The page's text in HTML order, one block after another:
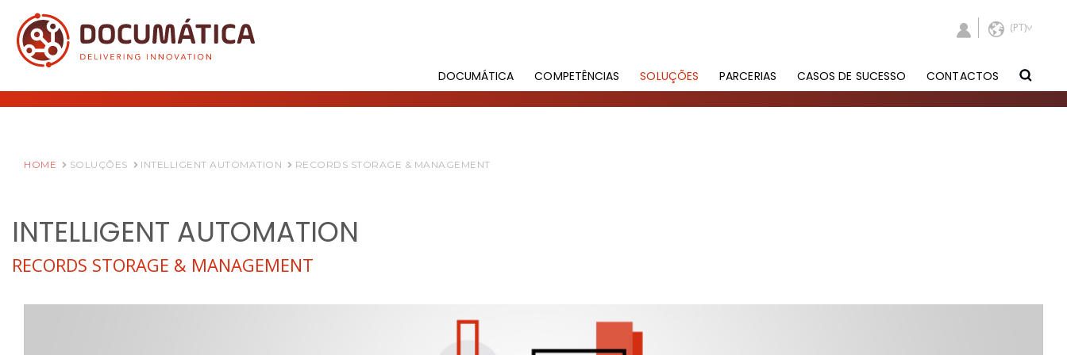
DOCUMÁTICA COMPETÊNCIAS SOLUÇÕES PARCERIAS CASOS DE SUCESSO CONTACTOS
HOME SOLUÇÕES INTELLIGENT AUTOMATION RECORDS STORAGE & MANAGEMENT
INTELLIGENT AUTOMATION
RECORDS STORAGE & MANAGEMENT